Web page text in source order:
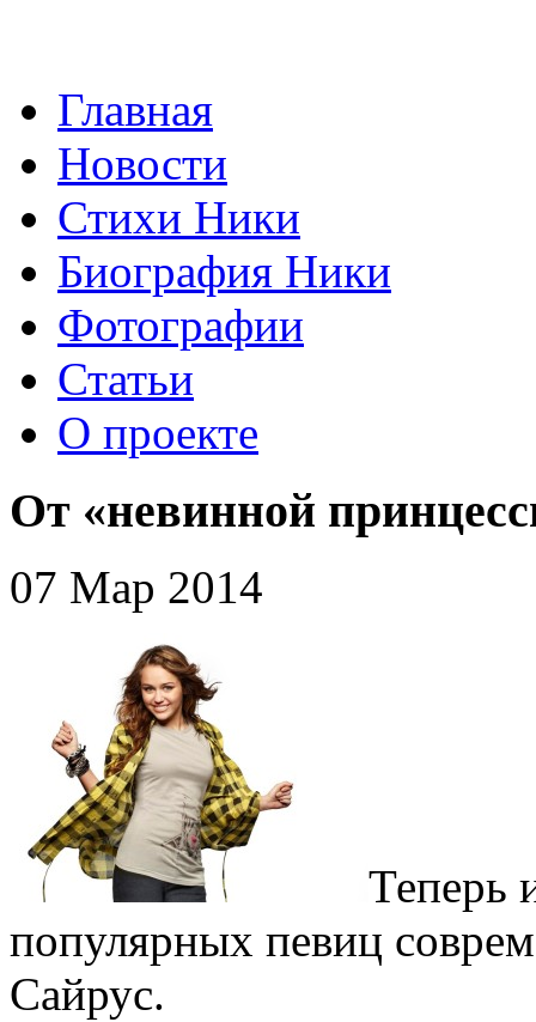
Главная
Новости
Стихи Ники
Биография Ники
Фотографии
Статьи
О проекте
От «невинной
07 Мар 2014
Теперь
популярных певиц
Сайрус.